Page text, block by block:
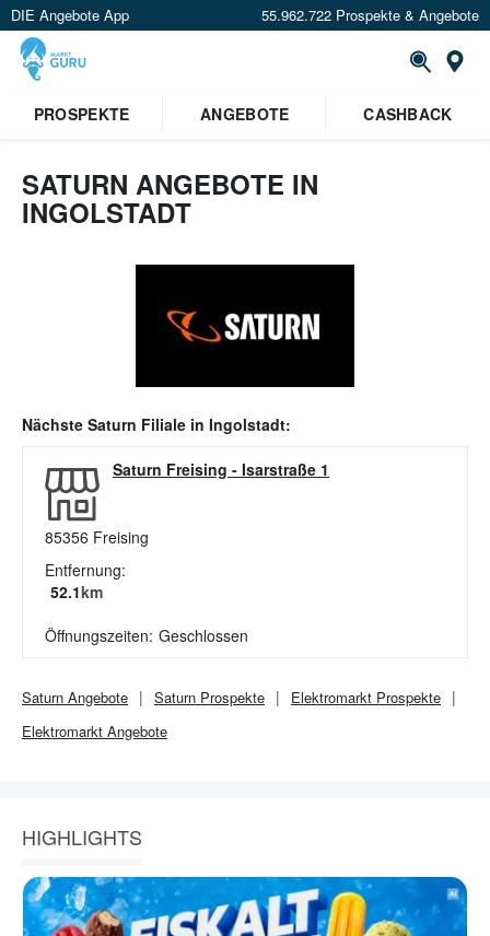
DIE Angebote App 55.962.722 Prospekte & Angebote
PROSPEKTE
ANGEBOTE CASHBACK
SATURN ANGEBOTE IN
INGOLSTADT
Nächste Saturn Filiale in Ingolstadt:
Saturn Freising - Isarstraße 1
85356 Freising
Entfernung:
52.1km
Öffnungszeiten: Geschlossen
Saturn Angebote Saturn Prospekte Elektromarkt Prospekte
Elektromarkt Angebote
HIGHLIGHTS